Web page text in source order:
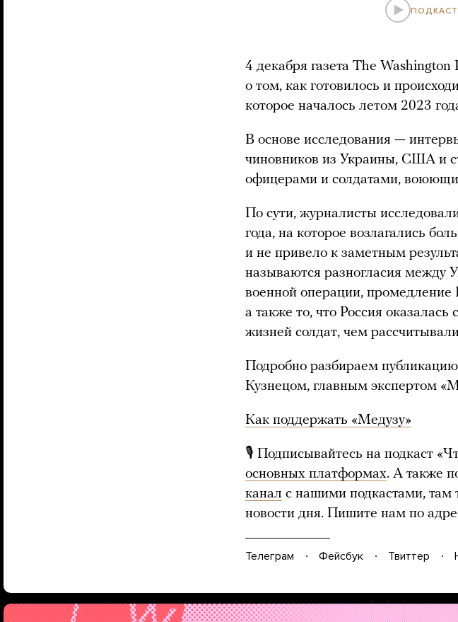
4 декабря газета The Washington
о том, как готовилось и
которое началось летом 2023
В основе исследования —
чиновников из Украины, США и
офицерами и солдатами,
По сути, журналисты
года, на которое возлагались
и не привело к заметным
называются разногласия между
военной операции,
а также то, что Россия
жизней солдат, чем
Подробно разбираем
Кузнецом, главным экспертом
Как поддержать «Медузу»
🎙 Подписывайтесь на подкаст
основных платформах. А также
канал с нашими подкастами,
новости дня. Пишите нам по
Телеграм Фейсбук Твиттер